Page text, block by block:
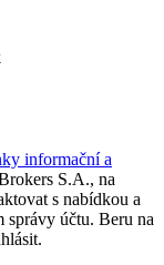
informační a
S.A., na
s nabídkou a
správy účtu. Beru na